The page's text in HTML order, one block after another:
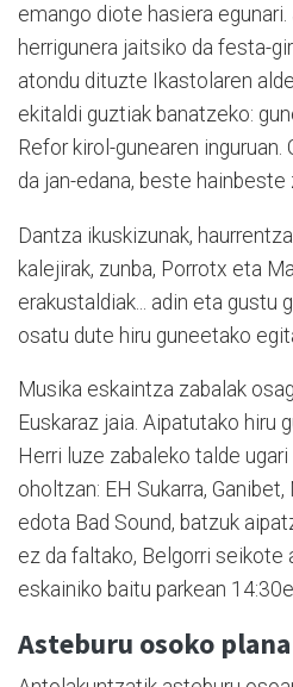
emango diote hasiera
herrigunera jaitsiko da festa-
atondu dituzte Ikastolaren
ekitaldi guztiak banatzeko:
Refor kirol-gunearen
da jan-edana, beste hainbeste
Dantza ikuskizunak,
kalejirak, zunba, Porrotx eta
erakustaldiak... adin eta gustu
osatu dute hiru guneetako
Musika eskaintza zabalak
Euskaraz jaia. Aipatutako hiru
Herri luze zabaleko talde
oholtzan: EH Sukarra,
edota Bad Sound, batzuk
ez da faltako, Belgorri seikote
eskainiko baitu parkean
Asteburu osoko plana